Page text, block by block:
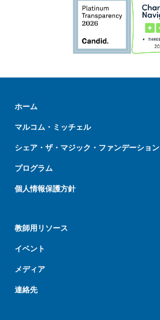
ホーム
マルコム・ミッチェル
シェア・ザ・マジック・ファンデーション
プログラム
個人情報保護方針
教師用リソース
イベント
メディア
連絡先